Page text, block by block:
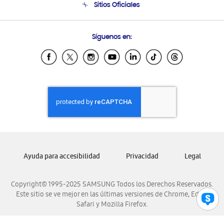
Soporte vía eMail
Sitios Oficiales
Samsung Ecuador
Samsung El Salvador
Samsung Honduras
Samsung Nicaragua
Samsung Panamá
Samsung Venezuela
Síguenos en:
Copyright© 1995-2025 SAMSUNG Todos los Derechos Reservados.
Este sitio se ve mejor en las últimas versiones de Chrome, Edge,
Safari y Mozilla Firefox.
Ayuda para accesibilidad Privacidad Legal